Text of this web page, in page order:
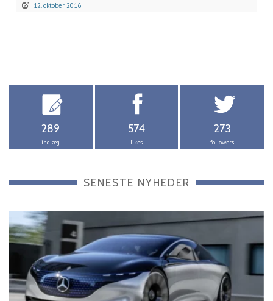
12. oktober 2016
289
indlæg
574
likes
273
followers
SENESTE NYHEDER